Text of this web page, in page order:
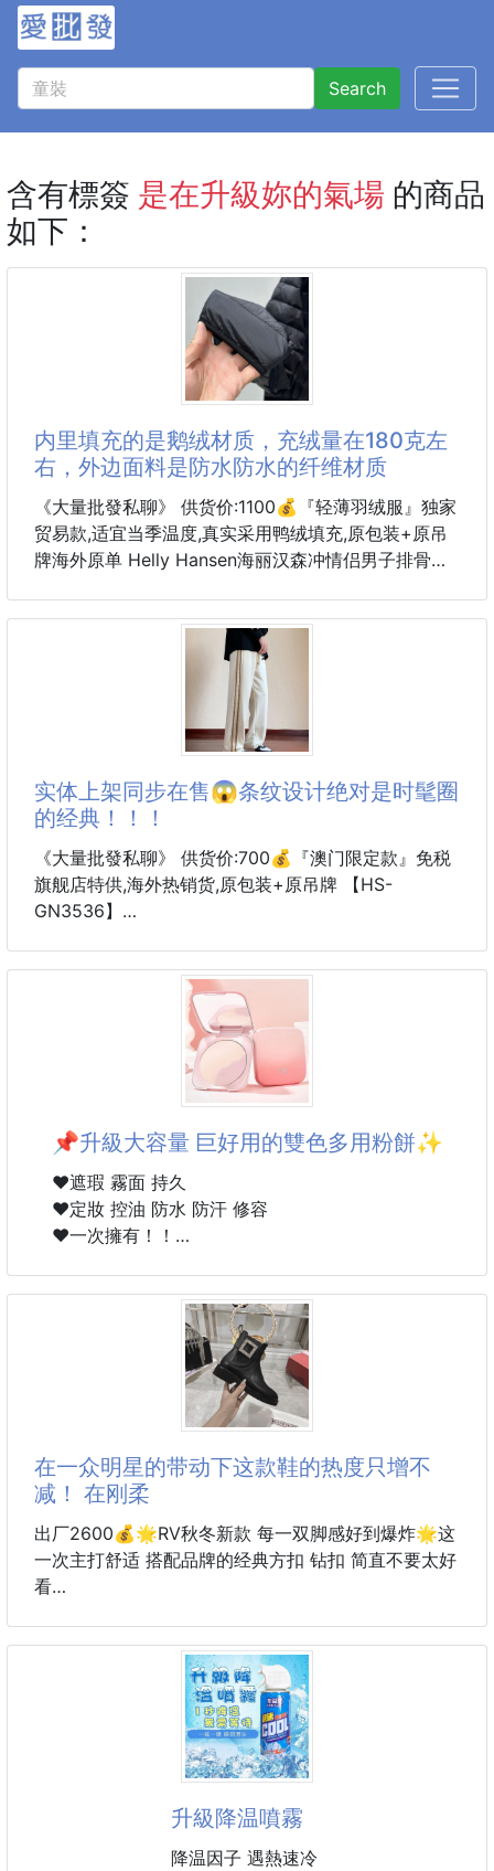
Search
含有標簽 是在升級妳的氣場 的商品
如下：
内里填充的是鹅绒材质，充绒量在180克左
右，外边面料是防水防水的纤维材质
《大量批發私聊》 供货价:1100💰『轻薄羽绒服』独家
贸易款,适宜当季温度,真实采用鸭绒填充,原包装+原吊
牌海外原单 Helly Hansen海丽汉森冲情侣男子排骨架
能代购才可以买到，对于排骨架这种轻量行羽绒服，每
年是最受爱的，在南方的很多地方，冬天都特别实用，
便捷，开车 办公，出行，随身不臃肿，简单立正
内里填充的是鹅绒材质，充绒量在180克左右，外边面
料是防水防水的纤维材质，简约大方
尺码:S-XXL
S肩宽42胸围110衣长65袖长63
建议100-125斤
M肩宽44胸围114衣长67袖长64
联系
实体上架同步在售😱条纹设计绝对是时髦圈
的经典！！！
《大量批發私聊》 供货价:700💰『澳门限定款』免税
旗舰店特供,海外热销货,原包装+原吊牌 【HS-
GN3536】
🙀 OMG三叶草新品简直王炸啊
💥实体上架同步在售😱条纹设计绝对是时髦圈的经
最爱这种洒脱又随性的设计感外套、宽松挺括、简单实
现博主风的一衣多搭～😍
🫶🏻自留款一定一定要强烈推荐给姐妹们～🙀
门店任意一件外套单品就要大几百、这一次可真得把闺
蜜装、情侣装、统统安排起来啊～ 🙀
📌升級大容量 巨好用的雙色多用粉餅✨
❤️遮瑕 霧面 持久
❤️定妝 控油 防水 防汗 修容
❤️一次擁有！！
▪️色號：01自然、02提亮
▪️效期：3年 每批效期略有不同以實際為主
在一众明星的带动下这款鞋的热度只增不
减！ 在刚柔
出厂2600💰🌟RV秋冬新款 每一双脚感好到爆炸🌟这
一次主打舒适 搭配品牌的经典方扣 钻扣 简直不要太好
看
恰到好处 显得腿又长又直！碰到这款靴子就知道什么
叫一见钟情了…各种牛仔裤 短裙 连衣裙等服饰穿搭都
毫无问题！面料 进口开边珠和进口牛皮 内里粉色羊皮
升級降温噴霧
降温因子 遇熱速冷